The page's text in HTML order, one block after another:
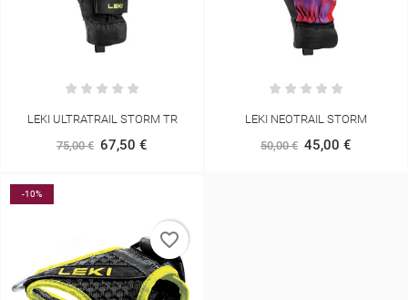
LEKI ULTRATRAIL STORM TR
75,00 € 67,50 €
LEKI NEOTRAIL STORM
50,00 € 45,00 €
-10%
favorite_border